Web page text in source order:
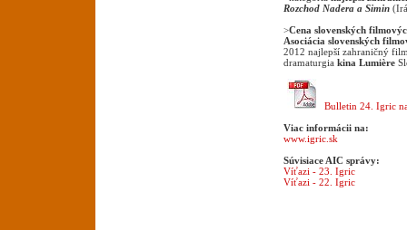
Rozchod Nadera a Simin
>Cena slovenských
Asociácia slovenských
2012 najlepší zahraničný
dramaturgia kina Lumière
Bulletin 24. Igric
Viac informácii na:
www.igric.sk
Súvisiace AIC správy:
Víťazi - 23. Igric
Víťazi - 22. Igric